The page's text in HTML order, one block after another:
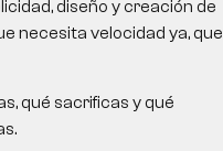
diseño y creación de
necesita velocidad ya, que
qué sacrificas y qué